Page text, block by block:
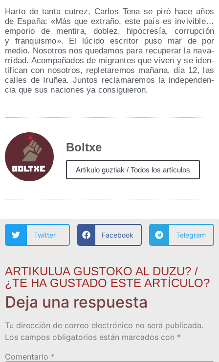
Har­to de tan­ta cutrez, Car­los Tena se piró hace años
de Espa­ña: «Más que extra­ño, este país es invi­vi­ble…
empo­rio de men­ti­ra, doblez, hipo­cre­sía, corrup­ción
y fran­quis­mo». El lúci­do escri­tor puso mar de por
medio. Noso­tros nos que­da­mos para recu­pe­rar la nava­
rri­dad. Acom­pa­ña­dos de migran­tes que viven y se iden­
ti­fi­can con noso­tros, reple­ta­re­mos maña­na, día 12, las
calles de Iru­ñea. Jun­tos recla­ma­re­mos la inde­pen­den­
cia que sus nacio­nes ya consiguieron.
Boltxe
Artikulo guztiak / Todos los artículos
Twitter Facebook Telegram
ARTIKULUA GUSTOKO AL DUZU? /
¿TE HA GUSTADO ESTE ARTÍCULO?
Deja una respuesta
Tu dirección de correo electrónico no será publicada.
Los campos obligatorios están marcados con *
Comentario *